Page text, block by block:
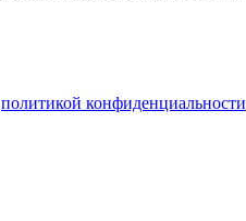
политикой конфиденциальности